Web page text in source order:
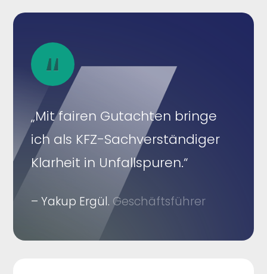
„Mit fairen Gutachten bringe
ich als KFZ-Sachverständiger
Klarheit in Unfallspuren.“
– Yakup Ergül. Geschäftsführer